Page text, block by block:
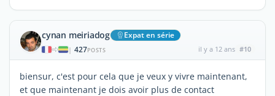
cynan meiriadog Expat en série
| 427POSTS il y a 12 ans #10
biensur, c'est pour cela que je veux y vivre maintenant,
et que maintenant je dois avoir plus de contact